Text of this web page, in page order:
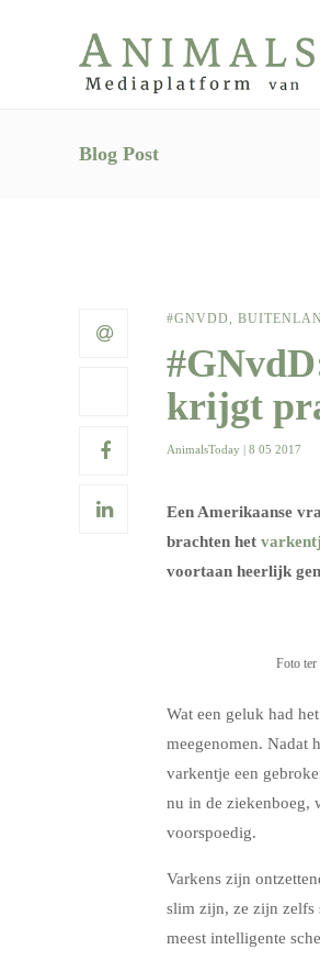
Blog Post
#GNVDD,
krijgt
AnimalsToday | 8 05 2017
Een Amerikaanse
brachten het
voortaan heerlijk
Foto ter
Wat een geluk had
meegenomen. Nadat
varkentje een
nu in de ziekenboeg,
voorspoedig.
Varkens zijn
slim zijn, ze zijn zelfs
meest intelligente